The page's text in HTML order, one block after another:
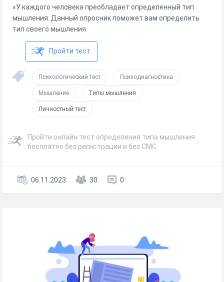
«У каждого человека преобладает определенный тип
мышления. Данный опросник поможет вам определить
тип своего мышления.
Пройти тест
Психологический тест Психодиагностика
Мышление Типы мышления
Личностный тест
Пройти онлайн тест определения типа мышления
бесплатно без регистрации и без СМС
06.11.2023 30 0